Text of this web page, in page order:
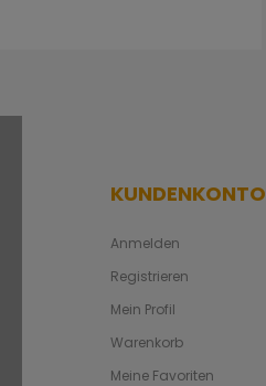
KUNDENKONTO
Anmelden
Registrieren
Mein Profil
Warenkorb
Meine Favoriten